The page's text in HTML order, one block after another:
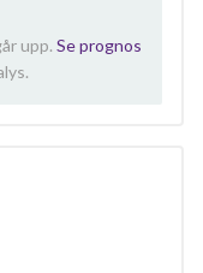
upp. Se prognos